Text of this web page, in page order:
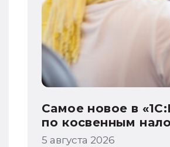
Самое новое в
акцизам
4 августа 2026